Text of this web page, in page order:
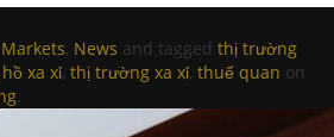
Markets, News and tagged thị trường
xa xỉ, thị trường xa xỉ, thuế quan on
.